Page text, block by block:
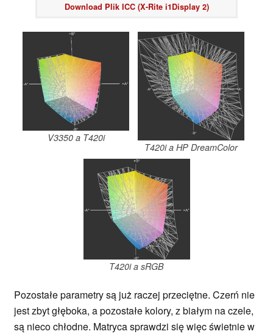
Download Plik ICC (X-Rite i1Display 2)
V3350 a T420i
T420i a HP DreamColor
T420i a sRGB
Pozostałe parametry są już raczej przeciętne. Czerń nie
jest zbyt głęboka, a pozostałe kolory, z białym na czele,
są nieco chłodne. Matryca sprawdzi się więc świetnie w